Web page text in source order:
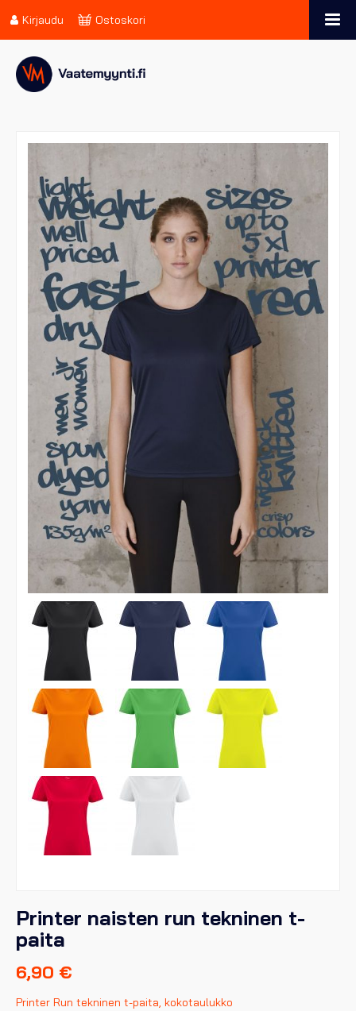
Printer naisten run tekninen t-
paita
6,90 €
Printer Run tekninen t-paita, kokotaulukko
Kirjaudu Ostoskori